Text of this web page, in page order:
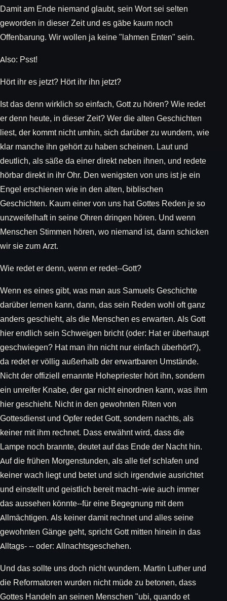
Damit am Ende niemand glaubt, sein Wort sei selten
geworden in dieser Zeit und es gäbe kaum noch
Offenbarung. Wir wollen ja keine "lahmen Enten" sein.
Also: Psst!
Hört ihr es jetzt? Hört ihr ihn jetzt?
Ist das denn wirklich so einfach, Gott zu hören? Wie redet
er denn heute, in dieser Zeit? Wer die alten Geschichten
liest, der kommt nicht umhin, sich darüber zu wundern, wie
klar manche ihn gehört zu haben scheinen. Laut und
deutlich, als säße da einer direkt neben ihnen, und redete
hörbar direkt in ihr Ohr. Den wenigsten von uns ist je ein
Engel erschienen wie in den alten, biblischen
Geschichten. Kaum einer von uns hat Gottes Reden je so
unzweifelhaft in seine Ohren dringen hören. Und wenn
Menschen Stimmen hören, wo niemand ist, dann schicken
wir sie zum Arzt.
Wie redet er denn, wenn er redet--Gott?
Wenn es eines gibt, was man aus Samuels Geschichte
darüber lernen kann, dann, das sein Reden wohl oft ganz
anders geschieht, als die Menschen es erwarten. Als Gott
hier endlich sein Schweigen bricht (oder: Hat er überhaupt
geschwiegen? Hat man ihn nicht nur einfach überhört?),
da redet er völlig außerhalb der erwartbaren Umstände.
Nicht der offiziell ernannte Hohepriester hört ihn, sondern
ein unreifer Knabe, der gar nicht einordnen kann, was ihm
hier geschieht. Nicht in den gewohnten Riten von
Gottesdienst und Opfer redet Gott, sondern nachts, als
keiner mit ihm rechnet. Dass erwähnt wird, dass die
Lampe noch brannte, deutet auf das Ende der Nacht hin.
Auf die frühen Morgenstunden, als alle tief schlafen und
keiner wach liegt und betet und sich irgendwie ausrichtet
und einstellt und geistlich bereit macht--wie auch immer
das aussehen könnte--für eine Begegnung mit dem
Allmächtigen. Als keiner damit rechnet und alles seine
gewohnten Gänge geht, spricht Gott mitten hinein in das
Alltags- -- oder: Allnachtsgeschehen.
Und das sollte uns doch nicht wundern. Martin Luther und
die Reformatoren wurden nicht müde zu betonen, dass
Gottes Handeln an seinen Menschen "ubi, quando et